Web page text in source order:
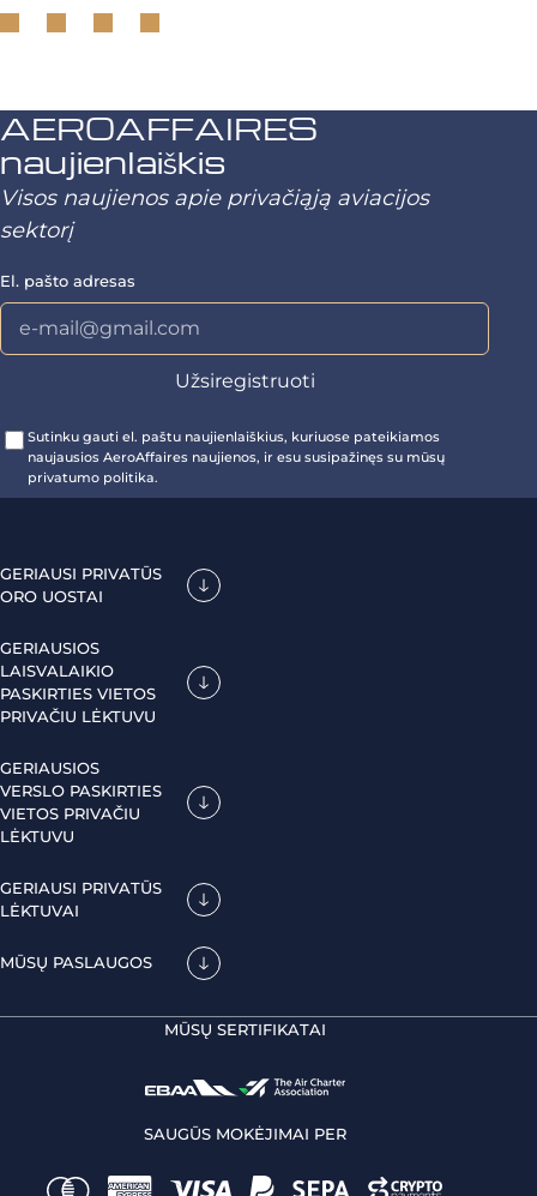
AEROAFFAIRES
naujienlaiškis
Visos naujienos apie privačiąją aviacijos
sektorį
El. pašto adresas
Sutinku gauti el. paštu naujienlaiškius, kuriuose pateikiamos
naujausios AeroAffaires naujienos, ir esu susipažinęs su mūsų
privatumo politika.
GERIAUSI PRIVATŪS
ORO UOSTAI
GERIAUSIOS
LAISVALAIKIO
PASKIRTIES VIETOS
PRIVAČIU LĖKTUVU
GERIAUSIOS
VERSLO PASKIRTIES
VIETOS PRIVAČIU
LĖKTUVU
GERIAUSI PRIVATŪS
LĖKTUVAI
MŪSŲ PASLAUGOS
MŪSŲ SERTIFIKATAI
SAUGŪS MOKĖJIMAI PER